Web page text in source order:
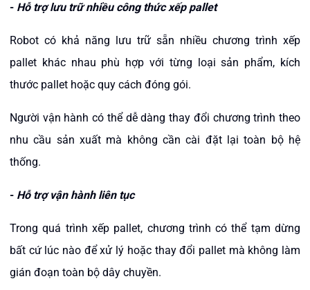
- Hỗ trợ lưu trữ nhiều công thức xếp pallet
Robot có khả năng lưu trữ sẵn nhiều chương trình xếp
pallet khác nhau phù hợp với từng loại sản phẩm, kích
thước pallet hoặc quy cách đóng gói.
Người vận hành có thể dễ dàng thay đổi chương trình theo
nhu cầu sản xuất mà không cần cài đặt lại toàn bộ hệ
thống.
- Hỗ trợ vận hành liên tục
Trong quá trình xếp pallet, chương trình có thể tạm dừng
bất cứ lúc nào để xử lý hoặc thay đổi pallet mà không làm
gián đoạn toàn bộ dây chuyền.